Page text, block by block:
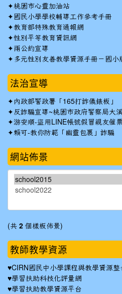
✦桃園市心靈加油站
✦ 國民小學學校輔導工作參考手冊
✦教育部特殊教育通報網
✦性別平等教育資訊網
✦兩公約宣導
✦ 多元性別友善教學資源手冊－國小
法治宣導
✦ 內政部警政署「165打詐儀錶板」
✦反詐騙宣導~桃園市政府警察局大
✦游安順-盜用LINE帳號假冒親友催
✦賴可-教你防範「幽靈包裹」詐騙
網站佈景
(共 2 個樣板佈景)
教師教學資源
♥CIRN國民中小學課程與教學資源整
♥學習扶助科技化評量網
♥學習扶助教學資源平台